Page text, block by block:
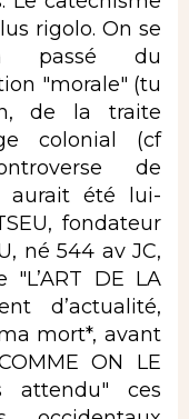
rigolo. On se
passé du
"morale" (tu
de la traite
colonial (cf
de
aurait été lui-
fondateur
né 544 av JC,
DE LA
d’actualité,
mort*, avant
ON LE
attendu" ces